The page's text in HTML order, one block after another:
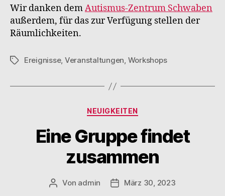
Wir danken demAutismus-Zentrum Schwaben
außerdem, für das zur Verfügung stellen der
Räumlichkeiten.
Schlagwörter
Ereignisse, Veranstaltungen, Workshops
Kategorien
NEUIGKEITEN
Eine Gruppe findet
zusammen
Beitragsautor
Von admin Veröffentlichungsdatum
März 30, 2023